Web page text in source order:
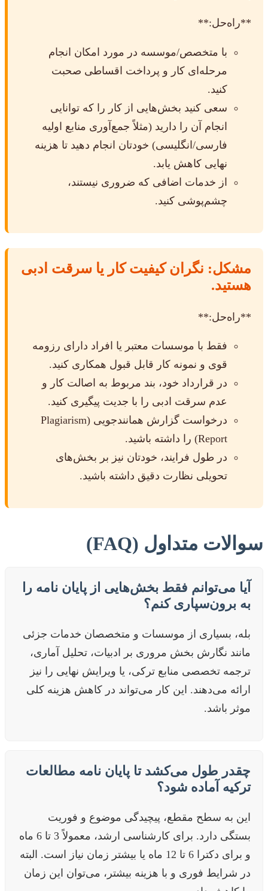
**راه‌حل:**
با متخصص/موسسه در مورد امکان انجام
مرحله‌ای کار و پرداخت اقساطی صحبت
کنید.
سعی کنید بخش‌هایی از کار را که توانایی
انجام آن را دارید (مثلاً جمع‌آوری منابع اولیه
فارسی/انگلیسی) خودتان انجام دهید تا هزینه
نهایی کاهش یابد.
از خدمات اضافی که ضروری نیستند،
چشم‌پوشی کنید.
مشکل: نگران کیفیت کار یا سرقت ادبی
هستید.
**راه‌حل:**
فقط با موسسات معتبر یا افراد دارای رزومه
قوی و نمونه کار قابل قبول همکاری کنید.
در قرارداد خود، بند مربوط به اصالت کار و
عدم سرقت ادبی را با جدیت پیگیری کنید.
درخواست گزارش همانندجویی (Plagiarism
Report) را داشته باشید.
در طول فرایند، خودتان نیز بر بخش‌های
تحویلی نظارت دقیق داشته باشید.
سوالات متداول (FAQ)
آیا می‌توانم فقط بخش‌هایی از پایان نامه را
به برون‌سپاری کنم؟
بله، بسیاری از موسسات و متخصصان خدمات جزئی
مانند نگارش بخش مروری بر ادبیات، تحلیل آماری،
ترجمه تخصصی منابع ترکی، یا ویرایش نهایی را نیز
ارائه می‌دهند. این کار می‌تواند در کاهش هزینه کلی
موثر باشد.
چقدر طول می‌کشد تا پایان نامه مطالعات
ترکیه آماده شود؟
این به سطح مقطع، پیچیدگی موضوع و فوریت
بستگی دارد. برای کارشناسی ارشد، معمولاً 3 تا 6 ماه
و برای دکترا 6 تا 12 ماه یا بیشتر زمان نیاز است. البته
در شرایط فوری و با هزینه بیشتر، می‌توان این زمان